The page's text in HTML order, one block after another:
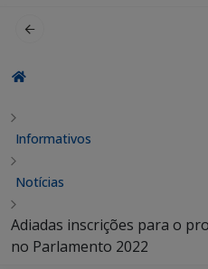
Informativos
Notícias
Adiadas inscrições para o
no Parlamento 2022